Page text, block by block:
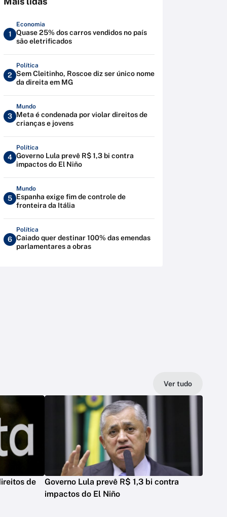
1
Economia
Quase 25% dos carros vendidos no país
são eletrificados
2
Política
Sem Cleitinho, Roscoe diz ser único nome
da direita em MG
3
Mundo
Meta é condenada por violar direitos de
crianças e jovens
4
Política
Governo Lula prevê R$ 1,3 bi contra
impactos do El Niño
5
Mundo
Espanha exige fim de controle de
fronteira da Itália
6
Política
Caiado quer destinar 100% das emendas
parlamentares a obras
Ver tudo
de
Governo Lula prevê R$ 1,3 bi contra
impactos do El Niño